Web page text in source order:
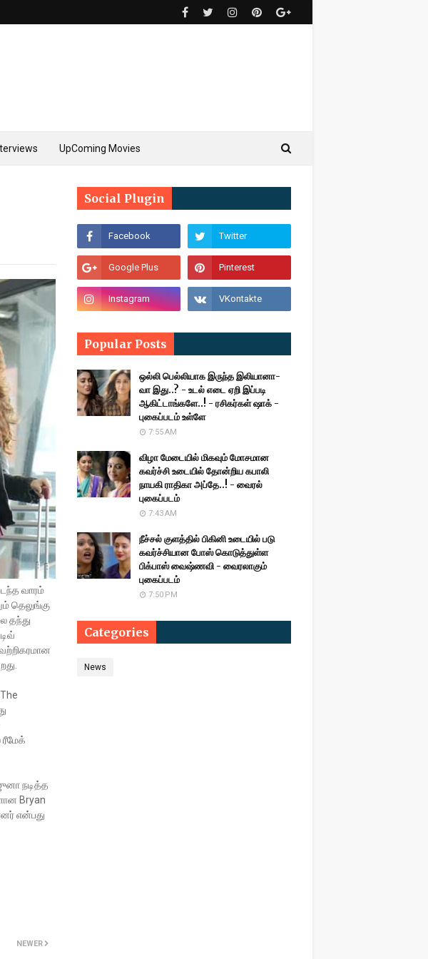
UpComing Movies
வாரம்
தெலுங்கு
தந்து
ரீமேக்
நடித்த
Bryan
என்பது
NEWER
Social Plugin
Popular Posts
ஒல்லி பெல்லியாக இருந்த இலியானா-
வா இது..? - உடல் எடை ஏறி இப்படி
ஆகிட்டாங்களே..! - ரசிகர்கள் ஷாக் -
புகைப்படம் உள்ளே
7:55 AM
விழா மேடையில் மிகவும் மோசமான
கவர்ச்சி உடையில் தோன்றிய கபாலி
நாயகி ராதிகா அப்தே..! - வைரல்
புகைப்படம்
7:43 AM
நீச்சல் குளத்தில் பிகினி உடையில் படு
கவர்ச்சியான போஸ் கொடுத்துள்ள
பிக்பாஸ் வைஷ்ணவி - வைரலாகும்
புகைப்படம்
7:50 PM
Categories
News